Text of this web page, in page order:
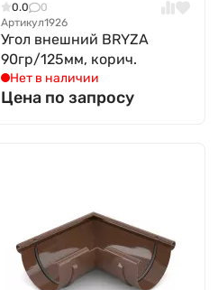
0.0
0
Артикул1926
Угол внешний BRYZA
90гр/125мм, корич.
Нет в наличии
Цена по запросу